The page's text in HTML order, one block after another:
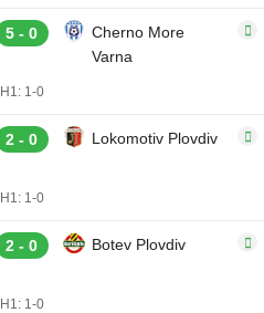
5 - 0
Cherno More
Varna
H1: 1-0
2 - 0 Lokomotiv Plovdiv
H1: 1-0
2 - 0 Botev Plovdiv
H1: 1-0